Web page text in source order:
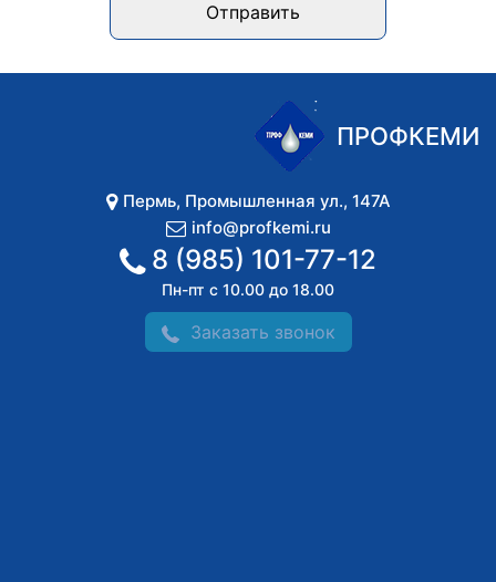
Отправить
ПРОФКЕМИ
Пермь, Промышленная ул., 147А
info@profkemi.ru
8 (985) 101-77-12
Пн-пт с 10.00 до 18.00
Заказать звонок